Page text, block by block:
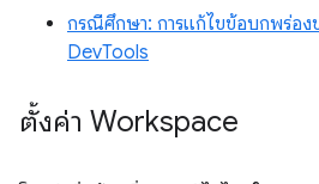
กรณีศึกษา: การแก้ไขข้อบกพร่อ
DevTools
ตั้งค่า Workspace